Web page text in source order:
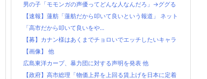
男の子「モモンガの声優ってどんな人なんだろ」→ググる
【速報】蓮舫「蓮舫だから叩いて良いという報道」 ネット
「高市だから叩いて良いをや...
【募】カナン様はあくまでチョロいでエッチしたいキャラ
【画像】 他
広島東洋カープ、暴力団に対する声明を発表 他
【政府】高市総理「物価上昇を上回る賃上げを日本に定着